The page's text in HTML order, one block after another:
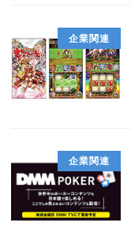
企業関連
企業関連